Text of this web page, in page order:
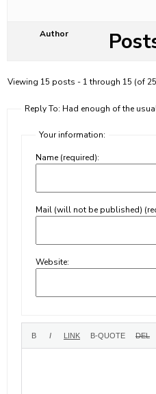
Author
Viewing 15 posts - 1 through 15 (of
Reply To: Had enough of the
Your information:
Name (required):
Mail (will not be published)
Website: